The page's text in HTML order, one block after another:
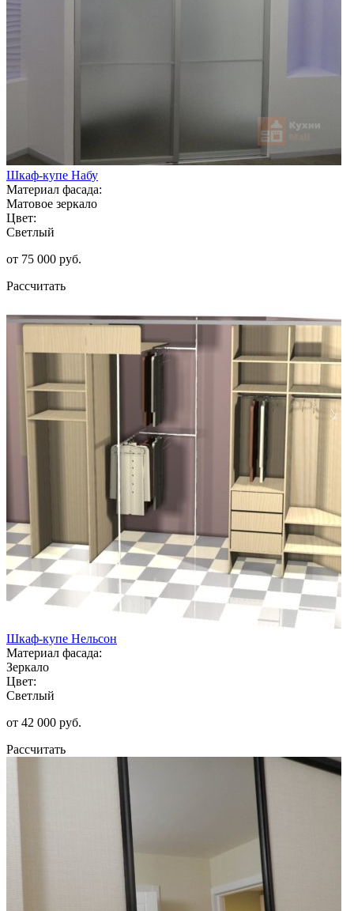
Шкаф-купе Набу
Материал фасада:
Матовое зеркало
Цвет:
Светлый
от 75 000 руб.
Рассчитать
Шкаф-купе Нельсон
Материал фасада:
Зеркало
Цвет:
Светлый
от 42 000 руб.
Рассчитать